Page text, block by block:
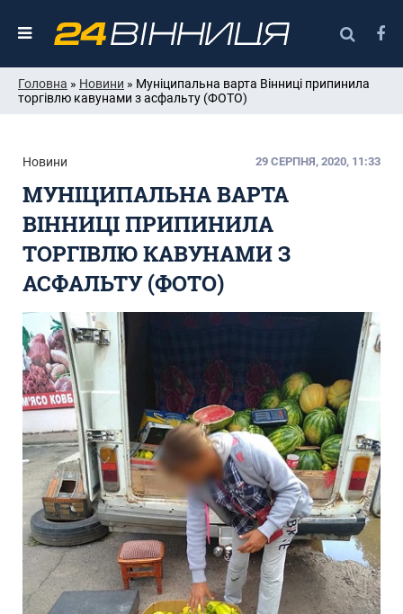
Головна » Новини » Муніципальна варта Вінниці припинила
торгівлю кавунами з асфальту (ФОТО)
Новини 29 СЕРПНЯ, 2020, 11:33
МУНІЦИПАЛЬНА ВАРТА
ВІННИЦІ ПРИПИНИЛА
ТОРГІВЛЮ КАВУНАМИ З
АСФАЛЬТУ (ФОТО)